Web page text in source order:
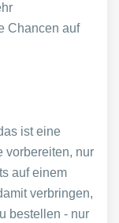
Chancen auf
ist eine
vorbereiten, nur
auf einem
verbringen,
bestellen - nur